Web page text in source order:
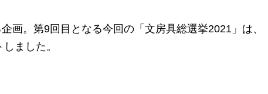
画。第9回目となる今回の「文房具総選挙2021」は、
ました。